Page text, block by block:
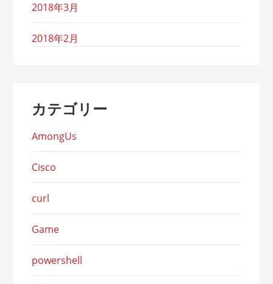
2018年3月
2018年2月
カテゴリー
AmongUs
Cisco
curl
Game
powershell